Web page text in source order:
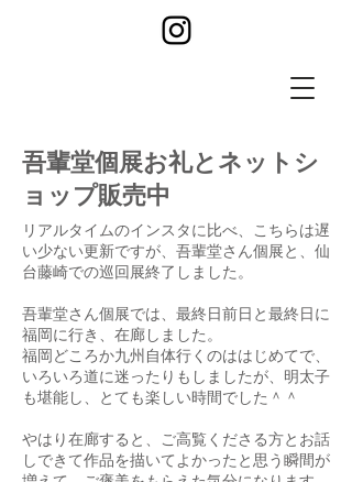
​吾輩堂個展お礼とネットシ
ョップ販売中
リアルタイムのインスタに比べ、こちらは遅
い少ない更新ですが、吾輩堂さん個展と、仙
台藤崎での巡回展終了しました。
吾輩堂さん個展では、最終日前日と最終日に
福岡に行き、在廊しました。
福岡どころか九州自体行くのははじめてで、
いろいろ道に迷ったりもしましたが、明太子
も堪能し、とても楽しい時間でした＾＾
やはり在廊すると、ご高覧くださる方とお話
しできて作品を描いてよかったと思う瞬間が